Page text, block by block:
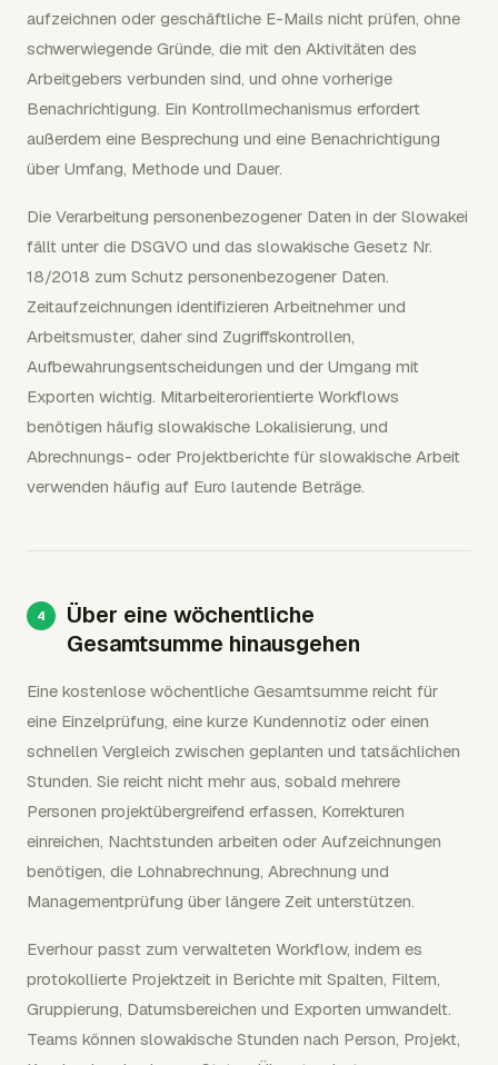
aufzeichnen oder geschäftliche E-Mails nicht prüfen, ohne
schwerwiegende Gründe, die mit den Aktivitäten des
Arbeitgebers verbunden sind, und ohne vorherige
Benachrichtigung. Ein Kontrollmechanismus erfordert
außerdem eine Besprechung und eine Benachrichtigung
über Umfang, Methode und Dauer.
Die Verarbeitung personenbezogener Daten in der Slowakei
fällt unter die DSGVO und das slowakische Gesetz Nr.
18/2018 zum Schutz personenbezogener Daten.
Zeitaufzeichnungen identifizieren Arbeitnehmer und
Arbeitsmuster, daher sind Zugriffskontrollen,
Aufbewahrungsentscheidungen und der Umgang mit
Exporten wichtig. Mitarbeiterorientierte Workflows
benötigen häufig slowakische Lokalisierung, und
Abrechnungs- oder Projektberichte für slowakische Arbeit
verwenden häufig auf Euro lautende Beträge.
Über eine wöchentliche
Gesamtsumme hinausgehen
Eine kostenlose wöchentliche Gesamtsumme reicht für
eine Einzelprüfung, eine kurze Kundennotiz oder einen
schnellen Vergleich zwischen geplanten und tatsächlichen
Stunden. Sie reicht nicht mehr aus, sobald mehrere
Personen projektübergreifend erfassen, Korrekturen
einreichen, Nachtstunden arbeiten oder Aufzeichnungen
benötigen, die Lohnabrechnung, Abrechnung und
Managementprüfung über längere Zeit unterstützen.
Everhour passt zum verwalteten Workflow, indem es
protokollierte Projektzeit in Berichte mit Spalten, Filtern,
Gruppierung, Datumsbereichen und Exporten umwandelt.
Teams können slowakische Stunden nach Person, Projekt,